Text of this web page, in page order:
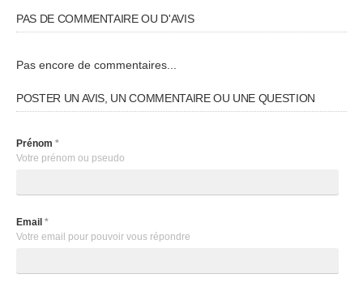
PAS DE COMMENTAIRE OU D'AVIS
Pas encore de commentaires...
POSTER UN AVIS, UN COMMENTAIRE OU UNE QUESTION
Prénom *
Votre prénom ou pseudo
Email *
Votre email pour pouvoir vous répondre